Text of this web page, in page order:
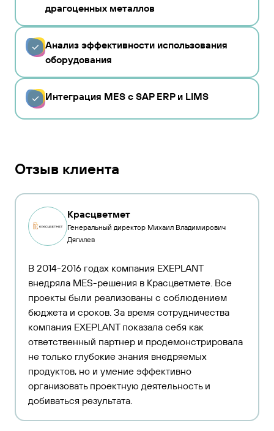
драгоценных металлов
Анализ эффективности использования
оборудования
Интеграция MES с SAP ERP и LIMS
Отзыв клиента
Красцветмет
Генеральный директор Михаил Владимирович
Дягилев
В 2014-2016 годах компания EXEPLANT
внедряла MES-решения в Красцветмете. Все
проекты были реализованы с соблюдением
бюджета и сроков. За время сотрудничества
компания EXEPLANT показала себя как
ответственный партнер и продемонстрировала
не только глубокие знания внедряемых
продуктов, но и умение эффективно
организовать проектную деятельность и
добиваться результата.